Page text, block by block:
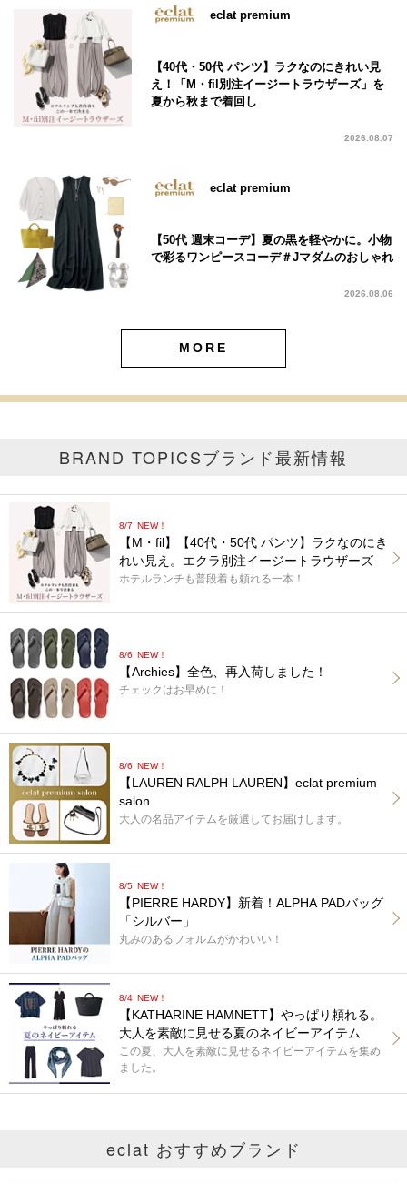
eclat premium
【40代・50代 パンツ】ラクなのにきれい見
え！「M・fil別注イージートラウザーズ」を
夏から秋まで着回し
2026.08.07
eclat premium
【50代 週末コーデ】夏の黒を軽やかに。小物
で彩るワンピースコーデ＃Jマダムのおしゃれ
2026.08.06
MORE
BRAND TOPICSブランド最新情報
8/7 NEW！
【M・fil】【40代・50代 パンツ】ラクなのにき
れい見え。エクラ別注イージートラウザーズ
ホテルランチも普段着も頼れる一本！
8/6 NEW！
【Archies】全色、再入荷しました！
チェックはお早めに！
8/6 NEW！
【LAUREN RALPH LAUREN】eclat premium
salon
大人の名品アイテムを厳選してお届けします。
8/5 NEW！
【PIERRE HARDY】新着！ALPHA PADバッグ
「シルバー」
丸みのあるフォルムがかわいい！
8/4 NEW！
【KATHARINE HAMNETT】やっぱり頼れる。
大人を素敵に見せる夏のネイビーアイテム
この夏、大人を素敵に見せるネイビーアイテムを集め
ました。
eclat おすすめブランド